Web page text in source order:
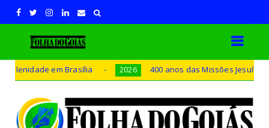
em Brasília 2026 400 anos das Missões Jesuíticas